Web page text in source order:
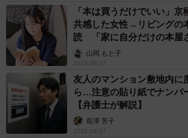
「本は買うだけでいい」
共感した女性→リビングの
読 「家に自分だけの本屋
山岡 もと子
2026.08.07
友人のマンション敷地内に
ら…注意の貼り紙でナンバ
【弁護士が解説】
長澤 芳子
2026.08.07